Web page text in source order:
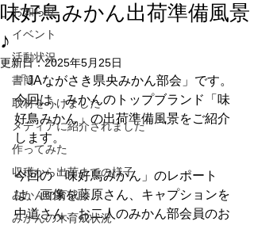
お知らせ
イベント
活動状況
書簡
取材をうけました
メディアに紹介されました
作ってみた
収穫から出荷までの様子
みかんの育成
みかんの木育成状況
味好鳥みかん出荷準備風景
♪
更新日：2025年5月25日
「JAながさき県央みかん部会」です。
今回は、みかんのトップブランド「味
好鳥みかん」の出荷準備風景をご紹介
します。
今回の「味好鳥みかん」のレポート
は、画像を藤原さん、キャプションを
中道さん、お二人のみかん部会員のお